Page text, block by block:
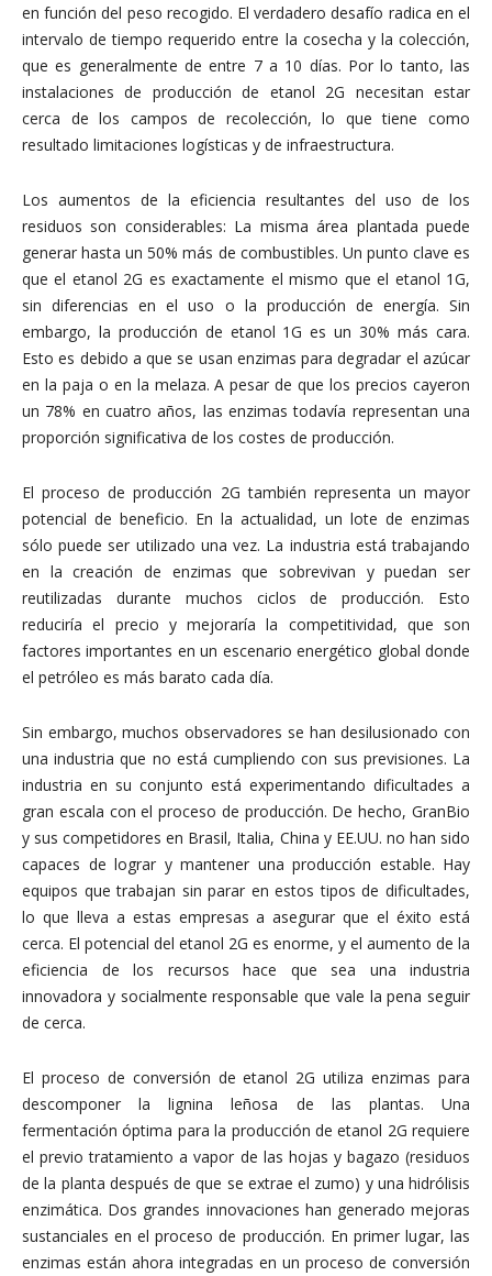
en función del peso recogido. El verdadero desafío radica en el
intervalo de tiempo requerido entre la cosecha y la colección,
que es generalmente de entre 7 a 10 días. Por lo tanto, las
instalaciones de producción de etanol 2G necesitan estar
cerca de los campos de recolección, lo que tiene como
resultado limitaciones logísticas y de infraestructura.
Los aumentos de la eficiencia resultantes del uso de los
residuos son considerables: La misma área plantada puede
generar hasta un 50% más de combustibles. Un punto clave es
que el etanol 2G es exactamente el mismo que el etanol 1G,
sin diferencias en el uso o la producción de energía. Sin
embargo, la producción de etanol 1G es un 30% más cara.
Esto es debido a que se usan enzimas para degradar el azúcar
en la paja o en la melaza. A pesar de que los precios cayeron
un 78% en cuatro años, las enzimas todavía representan una
proporción significativa de los costes de producción.
El proceso de producción 2G también representa un mayor
potencial de beneficio. En la actualidad, un lote de enzimas
sólo puede ser utilizado una vez. La industria está trabajando
en la creación de enzimas que sobrevivan y puedan ser
reutilizadas durante muchos ciclos de producción. Esto
reduciría el precio y mejoraría la competitividad, que son
factores importantes en un escenario energético global donde
el petróleo es más barato cada día.
Sin embargo, muchos observadores se han desilusionado con
una industria que no está cumpliendo con sus previsiones. La
industria en su conjunto está experimentando dificultades a
gran escala con el proceso de producción. De hecho, GranBio
y sus competidores en Brasil, Italia, China y EE.UU. no han sido
capaces de lograr y mantener una producción estable. Hay
equipos que trabajan sin parar en estos tipos de dificultades,
lo que lleva a estas empresas a asegurar que el éxito está
cerca. El potencial del etanol 2G es enorme, y el aumento de la
eficiencia de los recursos hace que sea una industria
innovadora y socialmente responsable que vale la pena seguir
de cerca.
El proceso de conversión de etanol 2G utiliza enzimas para
descomponer la lignina leñosa de las plantas. Una
fermentación óptima para la producción de etanol 2G requiere
el previo tratamiento a vapor de las hojas y bagazo (residuos
de la planta después de que se extrae el zumo) y una hidrólisis
enzimática. Dos grandes innovaciones han generado mejoras
sustanciales en el proceso de producción. En primer lugar, las
enzimas están ahora integradas en un proceso de conversión